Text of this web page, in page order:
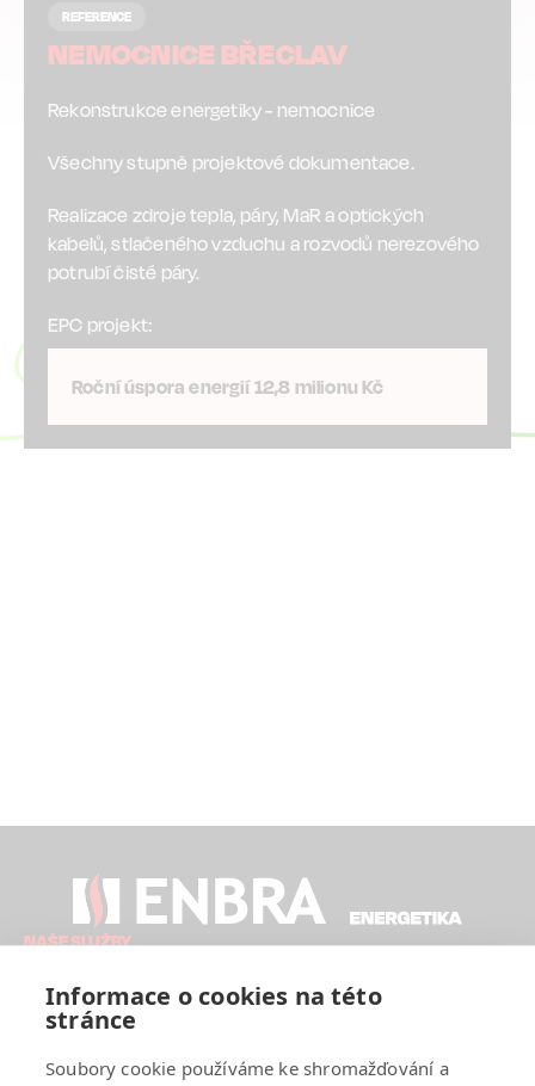
Informace o cookies na této
stránce
Soubory cookie používáme ke shromažďování a
REFERENCE
NEMOCNICE BŘECLAV
Rekonstrukce energetiky - nemocnice
Všechny stupně projektové dokumentace.
Realizace zdroje tepla, páry, MaR a optických
kabelů, stlačeného vzduchu a rozvodů nerezového
potrubí čisté páry.
EPC projekt:
Roční úspora energií 12,8 milionu Kč
NAŠE SLUŽBY
Dohled a servis
ENBRA ENERGETIKA